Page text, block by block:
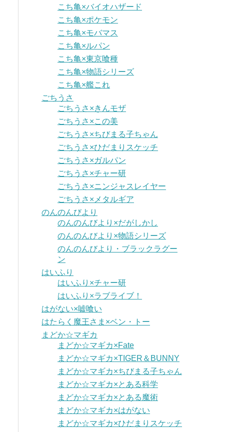
こち亀×バイオハザード
こち亀×ポケモン
こち亀×モバマス
こち亀×ルパン
こち亀×東京喰種
こち亀×物語シリーズ
こち亀×艦これ
ごちうさ
ごちうさ×きんモザ
ごちうさ×この美
ごちうさ×ちびまる子ちゃん
ごちうさ×ひだまりスケッチ
ごちうさ×ガルパン
ごちうさ×チャー研
ごちうさ×ニンジャスレイヤー
ごちうさ×メタルギア
のんのんびより
のんのんびより×だがしかし
のんのんびより×物語シリーズ
のんのんびより・ブラックラグー
ン
はいふり
はいふり×チャー研
はいふり×ラブライブ！
はがない×嘘喰い
はたらく魔王さま×ベン・トー
まどか☆マギカ
まどか☆マギカ×Fate
まどか☆マギカ×TIGER＆BUNNY
まどか☆マギカ×ちびまる子ちゃん
まどか☆マギカ×とある科学
まどか☆マギカ×とある魔術
まどか☆マギカ×はがない
まどか☆マギカ×ひだまりスケッチ